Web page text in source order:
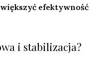
efektywność
i stabilizacja?